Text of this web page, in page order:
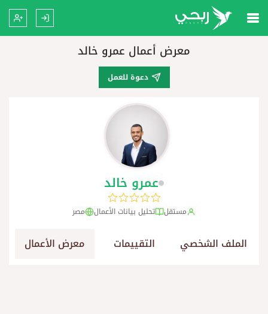
معرض أعمال عمرو خالد
دعوة للعمل
عمرو خالد
مستقل تحليل بيانات الأعمال مصر
الملف الشخصي التقييمات معرض الأعمال